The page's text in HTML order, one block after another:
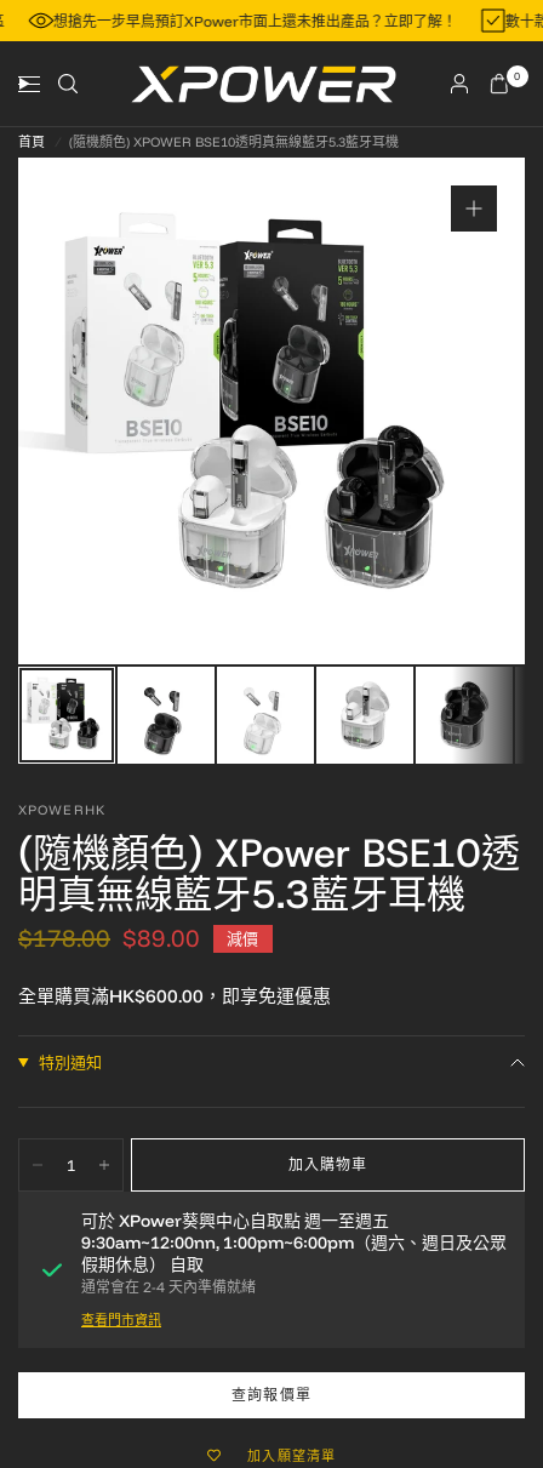
想搶先一步早鳥預訂XPower市面上還未推出產品？立即了解！ 數
0
首頁 (隨機顏色) XPOWER BSE10透明真無線藍牙5.3藍牙耳機
XPOWERHK
(隨機顏色) XPower BSE10透
明真無線藍牙5.3藍牙耳機
$178.00 $89.00 減價
全單購買滿HK$600.00，即享免運優惠
特別通知
加入購物車
可於XPower葵興中心自取點 週一至週五
9:30am~12:00nn, 1:00pm~6:00pm（週六、週日及公眾
假期休息）
自取
通常會在 2-4 天內準備就緒
查看門市資訊
查詢報價單
加入願望清單